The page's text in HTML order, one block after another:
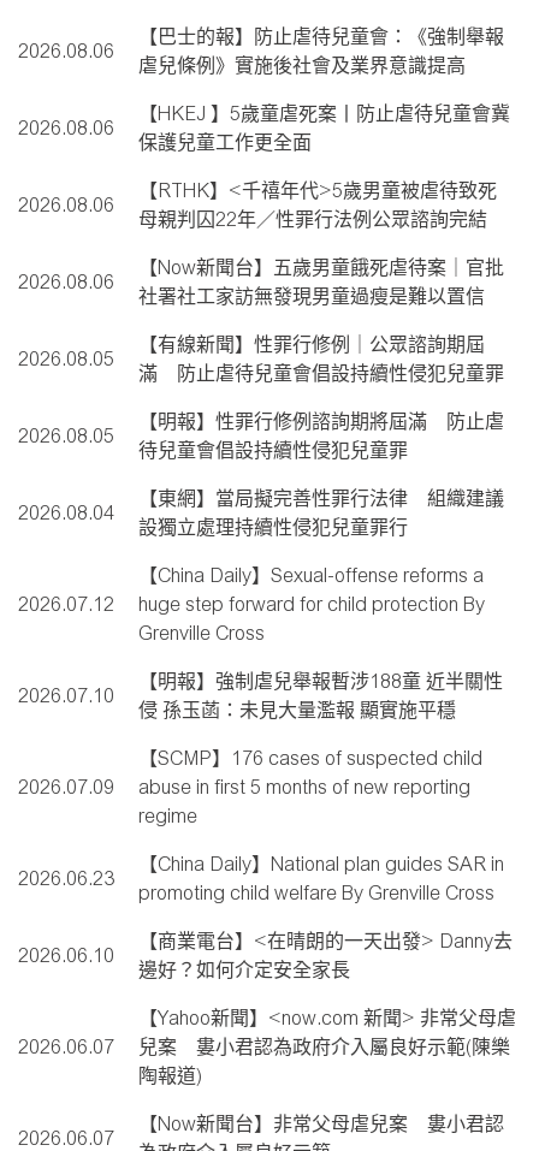
2026.08.06
【巴士的報】防止虐待兒童會：《強制舉報
虐兒條例》實施後社會及業界意識提高
2026.08.06
【HKEJ 】5歲童虐死案丨防止虐待兒童會冀
保護兒童工作更全面
2026.08.06
【RTHK】<千禧年代>5歲男童被虐待致死
母親判囚22年／性罪行法例公眾諮詢完結
2026.08.06
【Now新聞台】五歲男童餓死虐待案｜官批
社署社工家訪無發現男童過瘦是難以置信
2026.08.05
【有線新聞】性罪行修例｜公眾諮詢期屆
滿 防止虐待兒童會倡設持續性侵犯兒童罪
2026.08.05
【明報】性罪行修例諮詢期將屆滿 防止虐
待兒童會倡設持續性侵犯兒童罪
2026.08.04
【東網】當局擬完善性罪行法律 組織建議
設獨立處理持續性侵犯兒童罪行
2026.07.12
【China Daily】Sexual-offense reforms a
huge step forward for child protection By
Grenville Cross
2026.07.10
【明報】強制虐兒舉報暫涉188童 近半關性
侵 孫玉菡：未見大量濫報 顯實施平穩
2026.07.09
【SCMP】176 cases of suspected child
abuse in first 5 months of new reporting
regime
2026.06.23
【China Daily】National plan guides SAR in
promoting child welfare By Grenville Cross
2026.06.10
【商業電台】<在晴朗的一天出發> Danny去
邊好？如何介定安全家長
2026.06.07
【Yahoo新聞】<now.com 新聞> 非常父母虐
兒案 婁小君認為政府介入屬良好示範(陳樂
陶報道)
2026.06.07
【Now新聞台】非常父母虐兒案 婁小君認